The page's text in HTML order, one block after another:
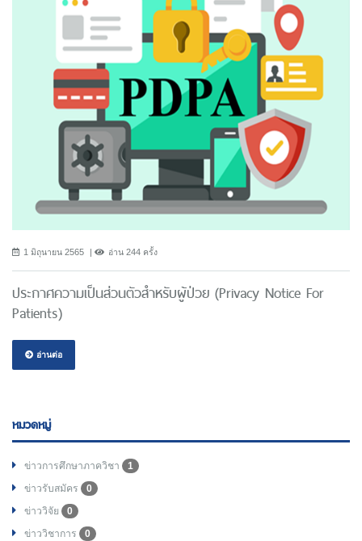
1 มิถุนายน 2565 อ่าน 244 ครั้ง
ประกาศความเป็นส่วนตัวสำหรับผู้ป่วย (Privacy Notice For
Patients)
อ่านต่อ
หมวดหมู่
ข่าวการศึกษาภาควิชา
1
ข่าวรับสมัคร
0
ข่าววิจัย
0
ข่าววิชาการ
0